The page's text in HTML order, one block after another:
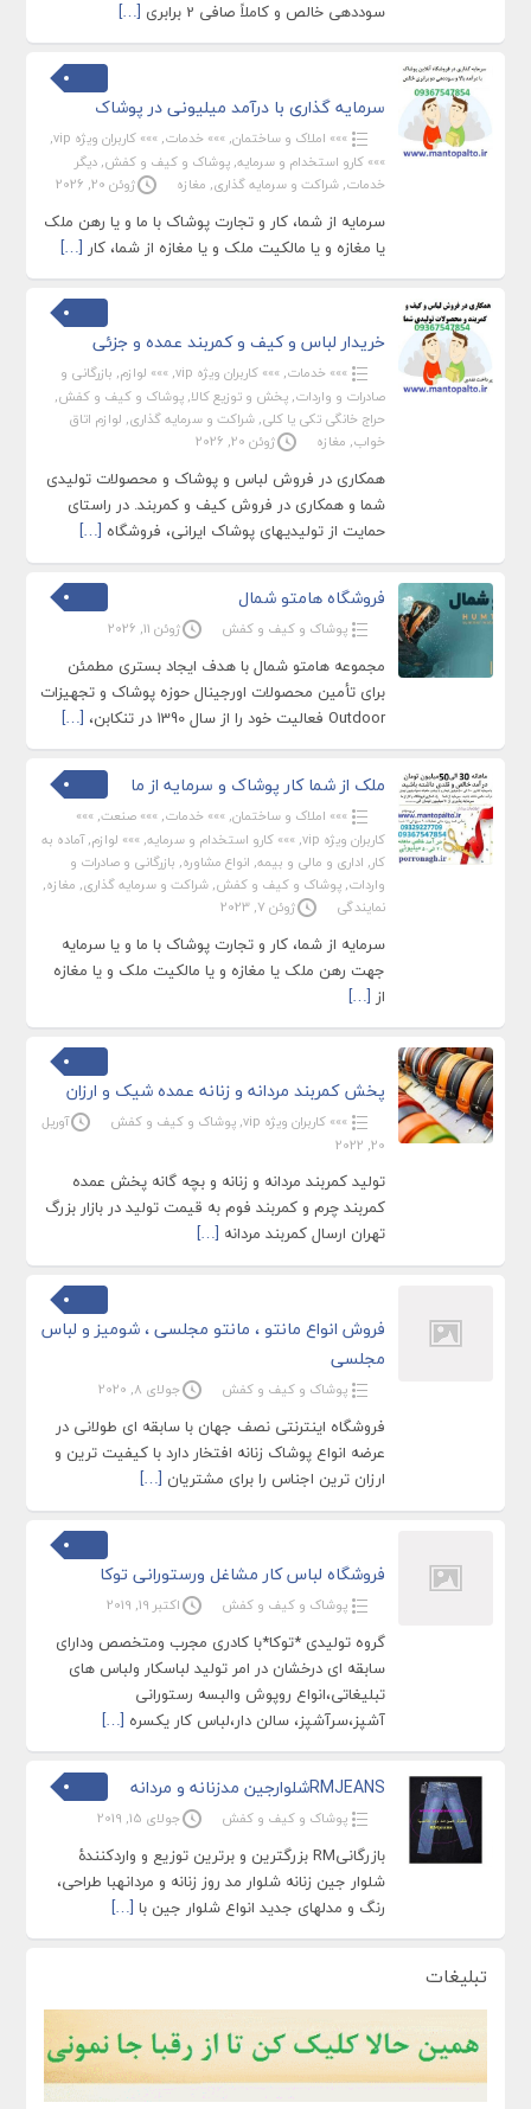
سوددهی خالص و کاملاً صافی 2 برابری […]
سرمایه گذاری با درآمد میلیونی در پوشاک
»»» املاک و ساختمان, »»» خدمات, »»» کاربران ویژه vip
,
»»» کارو استخدام و سرمایه, پوشاک و کیف و کفش, دیگر
خدمات, شراکت و سرمایه گذاری, مغازه ژوئن 20, 2026
سرمایه از شما، کار و تجارت پوشاک با ما و یا رهن ملک
یا مغازه و یا مالکیت ملک و یا مغازه از شما، کار […]
خریدار لباس و کیف و کمربند عمده و جزئی
»»» خدمات, »»» کاربران ویژه vip , »»» لوازم, بازرگانی و
صادرات و واردات, پخش و توزیع کالا, پوشاک و کیف و کفش,
حراج خانگی تکی یا کلی, شراکت و سرمایه گذاری, لوازم اتاق
خواب, مغازه ژوئن 20, 2026
همکاری در فروش لباس و پوشاک و محصولات تولیدی
شما و همکاری در فروش کیف و کمربند. در راستای
حمایت از تولیدیهای پوشاک ایرانی، فروشگاه […]
فروشگاه هامتو شمال
پوشاک و کیف و کفش ژوئن 11, 2026
مجموعه هامتو شمال با هدف ایجاد بستری مطمئن
برای تأمین محصولات اورجینال حوزه پوشاک و تجهیزات
Outdoor فعالیت خود را از سال 1390 در تنکابن،
[…]
ملک از شما کار پوشاک و سرمایه از ما
»»» املاک و ساختمان, »»» خدمات, »»» صنعت,
»»»
کاربران ویژه vip
, »»» کارو استخدام و سرمایه, »»» لوازم,آماده به
کار, اداری و مالی و بیمه, انواع مشاوره, بازرگانی و صادرات و
واردات, پوشاک و کیف و کفش, شراکت و سرمایه گذاری, مغازه,
نمایندگی
ژوئن 7, 2023
سرمایه از شما، کار و تجارت پوشاک با ما و یا سرمایه
جهت رهن ملک یا مغازه و یا مالکیت ملک و یا مغازه
از […]
پخش کمربند مردانه و زنانه عمده شیک و ارزان
»»» کاربران ویژه vip , پوشاک و کیف و کفش
آوریل
20, 2022
تولید کمربند مردانه و زنانه و بچه گانه پخش عمده
کمربند چرم و کمربند فوم به قیمت تولید در بازار بزرگ
تهران ارسال کمربند مردانه […]
فروش انواع مانتو ، مانتو مجلسی ، شومیز و لباس
مجلسی
پوشاک و کیف و کفش جولای 8, 2020
فروشگاه اینترنتی نصف جهان با سابقه ای طولانی در
عرضه انواع پوشاک زنانه افتخار دارد با کیفیت ترین و
ارزان ترین اجناس را برای مشتریان […]
فروشگاه لباس کار مشاغل ورستورانی توکا
پوشاک و کیف و کفش اکتبر 19, 2019
گروه تولیدی *توکا*با کادری مجرب ومتخصص ودارای
سابقه ای درخشان در امر تولید لباسکار ولباس های
تبلیغاتی،انواع روپوش والبسه رستورانی
آشپز،سرآشپز، سالن دار،لباس کار یکسره […]
RMJEANSشلوارجین مدزنانه و مردانه
پوشاک و کیف و کفش جولای 15, 2019
بازرگانیRM بزرگترین و برترین توزیع و واردکنندۀ
شلوار جین زنانه شلوار مد روز زنانه و مردانهبا طراحی،
رنگ و مدلهای جدید انواع شلوار جین با […]
تبلیغات